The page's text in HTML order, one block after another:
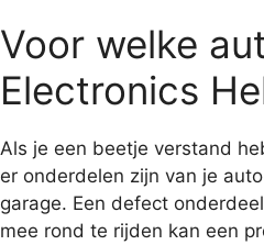
Voor welke
Electronics
Als je een beetje verstand
er onderdelen zijn van je
garage. Een defect
mee rond te rijden kan een